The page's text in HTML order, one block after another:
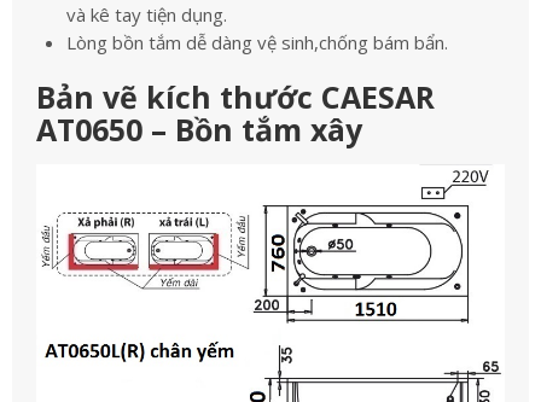
và kê tay tiện dụng.
Lòng bồn tắm dễ dàng vệ sinh,chống bám bẩn.
Bản vẽ kích thước CAESAR
AT0650 – Bồn tắm xây